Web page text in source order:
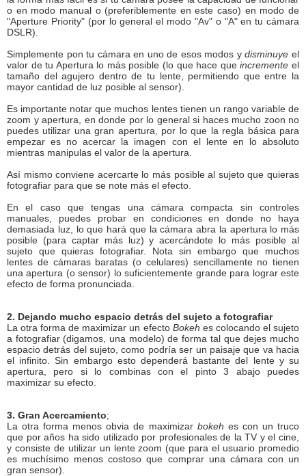
o en modo manual o (preferiblemente en este caso) en modo de
"Aperture Priority" (por lo general el modo "Av" o "A" en tu cámara
DSLR).
Simplemente pon tu cámara en uno de esos modos ydisminuye el
valor de tu Apertura lo más posible (lo que hace queincremente el
tamaño del agujero dentro de tu lente, permitiendo que entre la
mayor cantidad de luz posible al sensor).
Es importante notar que muchos lentes tienen un rango variable de
zoom y apertura, en donde por lo general si haces mucho zoon no
puedes utilizar una gran apertura, por lo que la regla básica para
empezar es no acercar la imagen con el lente en lo absoluto
mientras manipulas el valor de la apertura.
Así mismo conviene acercarte lo más posible al sujeto que quieras
fotografiar para que se note más el efecto.
En el caso que tengas una cámara compacta sin controles
manuales, puedes probar en condiciones en donde no haya
demasiada luz, lo que hará que la cámara abra la apertura lo más
posible (para captar más luz) y acercándote lo más posible al
sujeto que quieras fotografiar. Nota sin embargo que muchos
lentes de cámaras baratas (o celulares) sencillamente no tienen
una apertura (o sensor) lo suficientemente grande para lograr este
efecto de forma pronunciada.
2. Dejando mucho espacio detrás del sujeto a fotografiar
La otra forma de maximizar un efecto Bokeh es colocando el sujeto
a fotografiar (digamos, una modelo) de forma tal que dejes mucho
espacio detrás del sujeto, como podría ser un paisaje que va hacia
el infinito. Sin embargo esto dependerá bastante del lente y su
apertura, pero si lo combinas con el pinto 3 abajo puedes
maximizar su efecto.
3. Gran Acercamiento;
La otra forma menos obvia de maximizar bokeh es con un truco
que por años ha sido utilizado por profesionales de la TV y el cine,
y consiste de utilizar un lente zoom (que para el usuario promedio
es muchísimo menos costoso que comprar una cámara con un
gran sensor).